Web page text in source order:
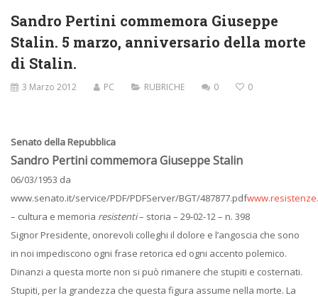
Sandro Pertini commemora Giuseppe
Stalin. 5 marzo, anniversario della morte
di Stalin.
3 Marzo 2012 PC RUBRICHE 0 0
Senato della Repubblica
Sandro Pertini commemora Giuseppe Stalin
06/03/1953 da
www.senato.it/service/PDF/PDFServer/BGT/487877.pdf
– cultura e memoria resistenti– storia – 29-02-12 – n. 398
Signor Presidente, onorevoli colleghi il dolore e l’angoscia che sono
in noi impediscono ogni frase retorica ed ogni accento polemico.
Dinanzi a questa morte non si può rimanere che stupiti e costernati.
Stupiti, per la grandezza che questa figura assume nella morte. La